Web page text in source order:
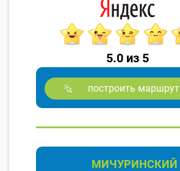
5.0 из 5
построить маршрут
МИЧУРИНСКИЙ